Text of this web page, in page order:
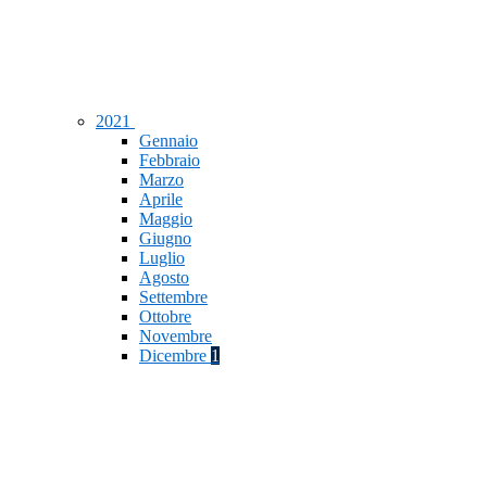
2021
Gennaio
Febbraio
Marzo
Aprile
Maggio
Giugno
Luglio
Agosto
Settembre
Ottobre
Novembre
Dicembre 1